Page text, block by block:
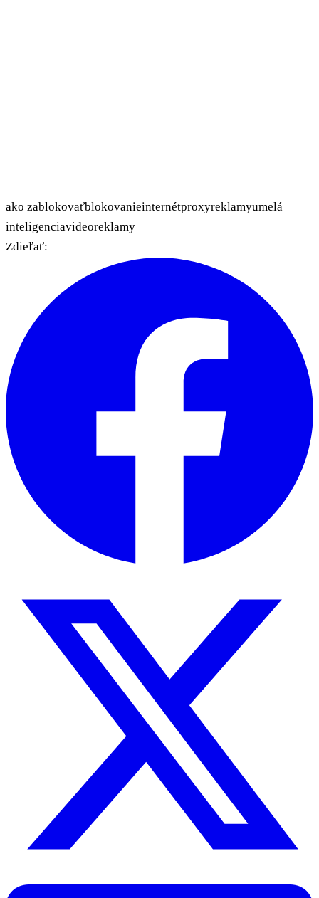
ako zablokovaťblokovanieinternétproxyreklamyumelá
inteligenciavideoreklamy
Zdieľať: